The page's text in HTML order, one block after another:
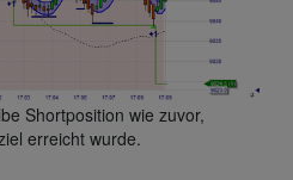
Shortposition wie zuvor,
erreicht wurde.